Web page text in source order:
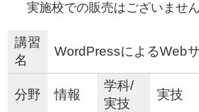
実施校での販売はございません
講習
名
WordPressによるWeb
分野 情報
学科/
実技
実技